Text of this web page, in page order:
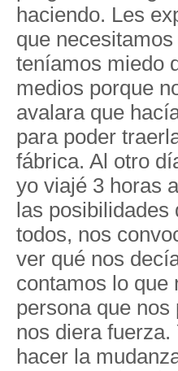
haciendo. Les
que
teníamos miedo
medios porque
avalara que
para poder
fábrica. Al otro
yo viajé 3 horas
las
todos, nos
ver qué nos
contamos lo que
persona que
nos diera fuerza.
hacer la